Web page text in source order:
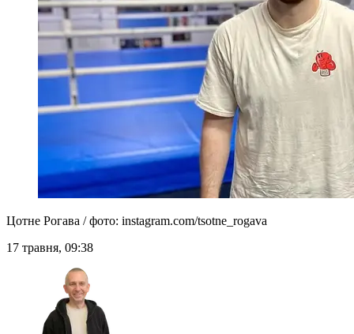
Цотне Рогава / фото: instagram.com/tsotne_rogava
17 травня, 09:38